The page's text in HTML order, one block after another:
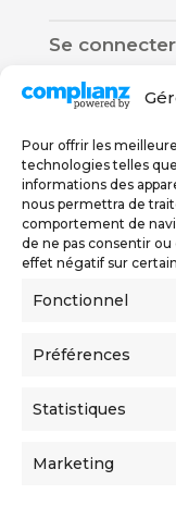
Pour offrir les
technologies telles
informations des
nous permettra de
comportement de
de ne pas consentir
effet négatif sur
Fonctionnel
Préférences
Statistiques
Marketing
Se connecter
Nous trouver
1205 Genève
076 579 67 78